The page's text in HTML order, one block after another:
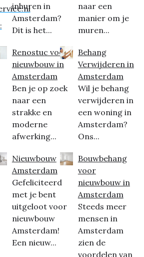
inhuren in
Amsterdam?
Dit is het...
Renostuc voor
nieuwbouw in
Amsterdam
Ben je op zoek
naar een
strakke en
moderne
afwerking...
Nieuwbouw
Amsterdam
Gefeliciteerd
met je bent
uitgeloot voor
nieuwbouw
Amsterdam!
Een nieuw...
naar een
manier om je
muren...
Behang
Verwijderen in
Amsterdam
Wil je behang
verwijderen in
een woning in
Amsterdam?
Ons...
Bouwbehang
voor
nieuwbouw in
Amsterdam
Steeds meer
mensen in
Amsterdam
zien de
voordelen van